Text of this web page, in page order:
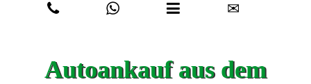
✉
Autoankauf aus dem